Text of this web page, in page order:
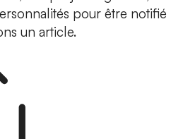
pour être notifié
un article.